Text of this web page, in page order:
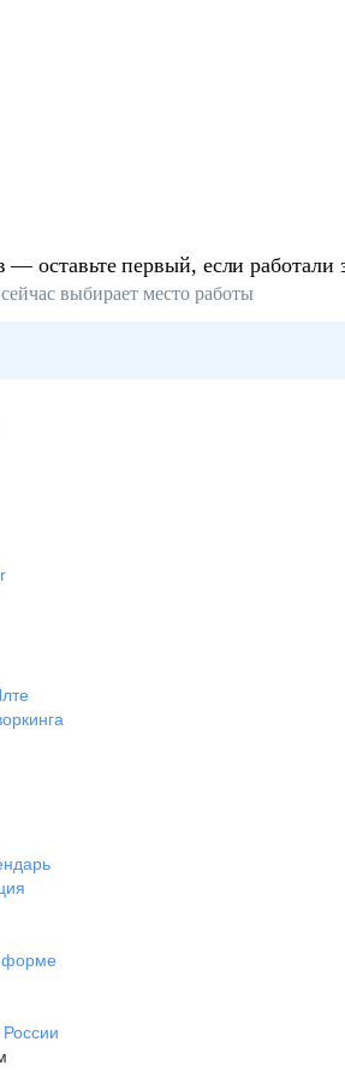
— оставьте первый, если работали
выбирает место работы
форме